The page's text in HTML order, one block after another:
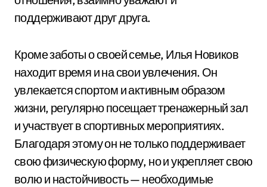
поддерживают друг друга.
Кроме заботы о своей семье, Илья Новиков
находит время и на свои увлечения. Он
увлекается спортом и активным образом
жизни, регулярно посещает тренажерный зал
и участвует в спортивных мероприятиях.
Благодаря этому он не только поддерживает
свою физическую форму, но и укрепляет свою
волю и настойчивость — необходимые